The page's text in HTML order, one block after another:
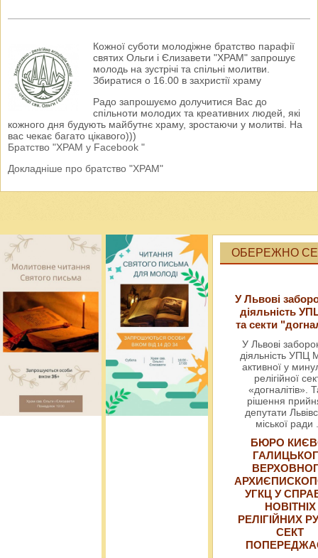
Кожної суботи молодіжне братство парафії
святих Ольги і Єлизавети "ХРАМ" запрошує
молодь на зустрічі та спільні молитви.
Збиратися о 16.00 в захристії храму
Радо запрошуємо долучитися Вас до
спільноти молодих та креативних людей, які
кожного дня будують майбутнє храму, зростаючи у молитві. На
вас чекає багато цікавого)))
Братство "ХРАМ у Facebook "
Докладніше про братство "ХРАМ"
ОБЕРЕЖНО
У Львові
діяльність
та секти
У Львові
діяльність УПЦ
активної у
релігійної
«догналітів».
рішення
депутати
міської ради
БЮРО
УГКЦ У
НОВІТНІХ
РЕЛІГІЙНИХ
СЕКТ